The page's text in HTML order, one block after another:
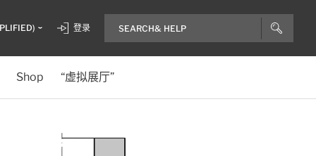
登录
Shop “虚拟展厅”